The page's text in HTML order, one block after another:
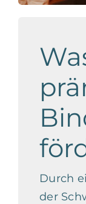
Durch
der